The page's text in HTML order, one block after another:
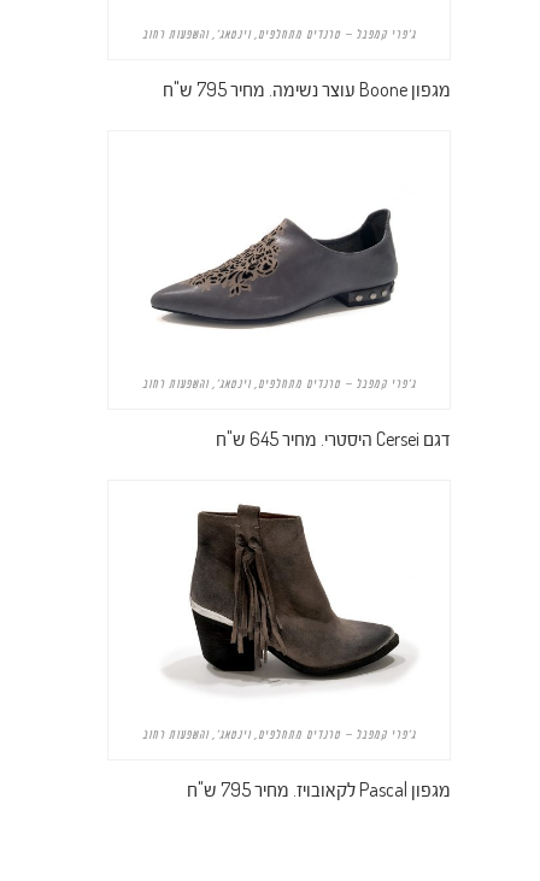
ג'פרי קמפבל – טרנדים מתחלפים, וינטאג', והשפעות רחוב
מגפון Boone עוצר נשימה. מחיר 795 ש"ח
ג'פרי קמפבל – טרנדים מתחלפים, וינטאג', והשפעות רחוב
דגם Cersei היסטרי. מחיר 645 ש"ח
ג'פרי קמפבל – טרנדים מתחלפים, וינטאג', והשפעות רחוב
מגפון Pascal לקאובויז. מחיר 795 ש"ח